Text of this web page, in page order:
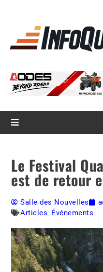
Magazine
Le Festival
est de retour
Salle des Nouvelles
Articles, Événements